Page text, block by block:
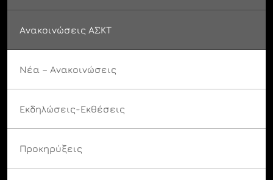
Ανακοινώσεις ΑΣΚΤ
Νέα – Ανακοινώσεις
Εκδηλώσεις-Εκθέσεις
Προκηρύξεις